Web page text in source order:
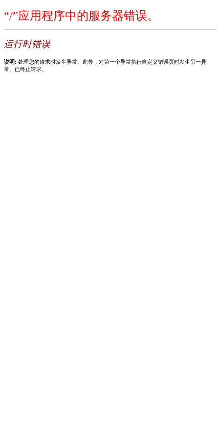
“/”应用程序中的服务器错误。
运行时错误
说明: 处理您的请求时发生异常。此外，对第一个异常执行自定义错误页时发生另一异
常。已终止请求。